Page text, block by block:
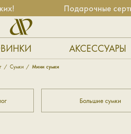
Подарочные
АКСЕССУАРЫ
Сумки Мини сумки
Большие сумки